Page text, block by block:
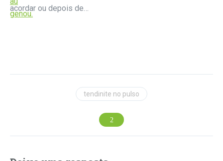
acordar ou depois de…
tendinite no pulso